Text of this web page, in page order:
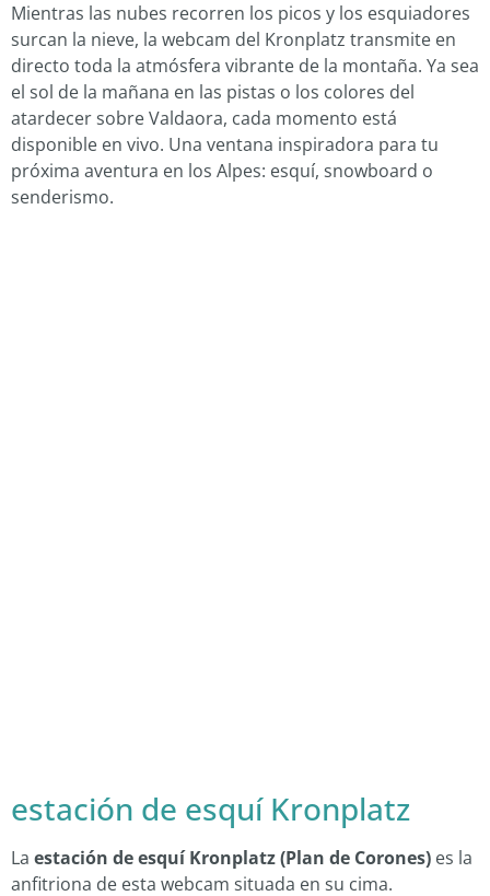
Mientras las nubes recorren los picos y los esquiadores
surcan la nieve, la webcam del Kronplatz transmite en
directo toda la atmósfera vibrante de la montaña. Ya sea
el sol de la mañana en las pistas o los colores del
atardecer sobre Valdaora, cada momento está
disponible en vivo. Una ventana inspiradora para tu
próxima aventura en los Alpes: esquí, snowboard o
senderismo.
estación de esquí Kronplatz
La estación de esquí Kronplatz (Plan de Corones) es la
anfitriona de esta webcam situada en su cima.